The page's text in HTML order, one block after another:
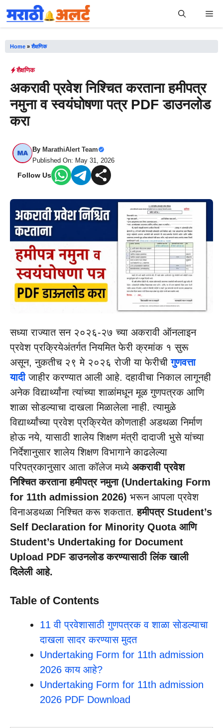
Skip
to
Home »शैक्षणिक
शैक्षणिक
अकरावी प्रवेश निश्चित करताना हमीपत्र
नमुना व स्वयंघोषणा पत्र PDF डाउनलोड
करा
By MarathiAlert Team
Published On: May 31, 2026
Follow Us
सध्या राज्यात सन २०२६-२७ च्या अकरावी ऑनलाइन
प्रवेश प्रक्रियेअंतर्गत नियमित फेरी क्रमांक १ सुरू
असून, नुकतीच २९ मे २०२६ रोजी या फेरीचीगुणवत्ता
यादीजाहीर करण्यात आली आहे. दहावीचा निकाल लागूनही
अनेक विद्यार्थ्यांना त्यांच्या शाळांमधून मूळ गुणपत्रक आणि
शाळा सोडल्याचा दाखला मिळालेला नाही. त्यामुळे
विद्यार्थ्यांच्या प्रवेश प्रक्रियेत कोणताही अडथळा निर्माण
होऊ नये, यासाठी शालेय शिक्षण मंत्री दादाजी भुसे यांच्या
निर्देशानुसार शालेय शिक्षण विभागाने काढलेल्या
परिपत्रकानुसार आता कॉलेज मध्ये अकरावी प्रवेश
निश्चित करताना हमीपत्र नमुना (Undertaking Form
for 11th admission 2026) भरून आपला प्रवेश
विनाअडथळा निश्चित करू शकतात.हमीपत्र Student’s
Self Declaration for Minority Quota आणि
Student’s Undertaking for Document
Upload PDF डाउनलोड करण्यासाठी लिंक खाली
दिलेली आहे.
Table of Contents
11 वी प्रवेशासाठी गुणपत्रक व शाळा सोडल्याचा
दाखला सादर करण्यास मुदत
Undertaking Form for 11th admission
2026 काय आहे?
Undertaking Form for 11th admission
2026 PDF Download